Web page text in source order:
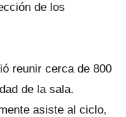
de los
reunir cerca de 800
de la sala.
asiste al ciclo,